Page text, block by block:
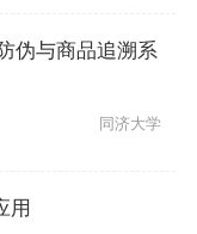
伪与商品追溯系
同济大学
用